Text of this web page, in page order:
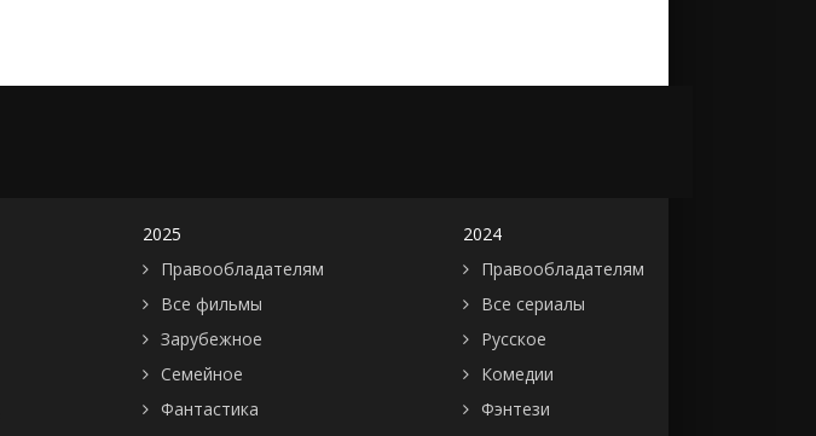
2025
Правообладателям
Все фильмы
Зарубежное
Семейное
Фантастика
2024
Правообладателям
Все сериалы
Русское
Комедии
Фэнтези